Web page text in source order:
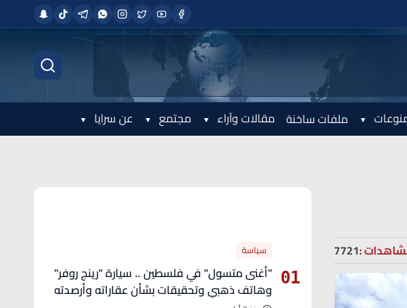
ملفات ساخنة مقالات وآراء مجتمع عن سرايا
:
7721
01
سياسة
"أغنى متسول" في فلسطين .. سيارة "رينج روفر"
وهاتف ذهبي وتحقيقات بشأن عقاراته وأرصدته